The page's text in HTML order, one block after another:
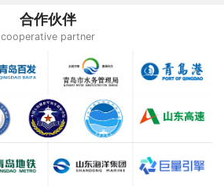
合作伙伴
cooperative partner